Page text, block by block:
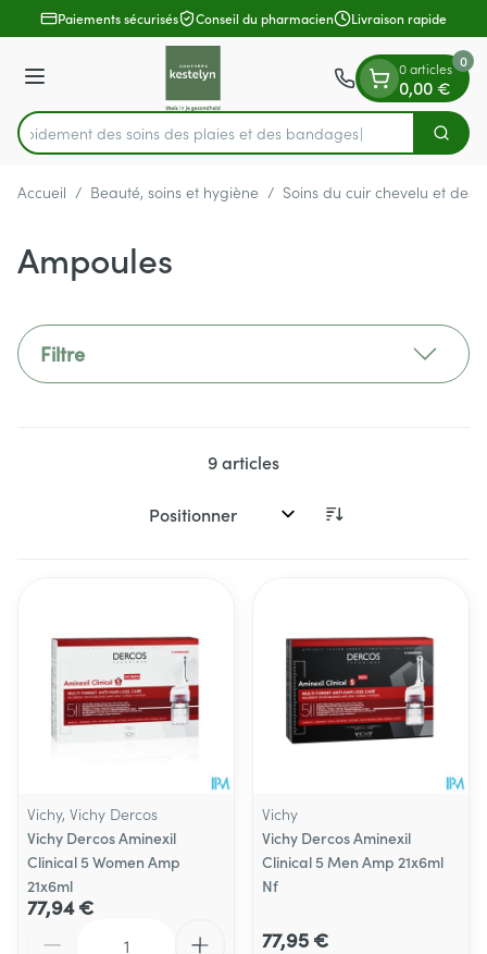
Aller au contenu
1 de 1
Paiements sécurisés Conseil du pharmacien Livraison rapide
Menu
Rechercher
rapidement des soins des plaies et des bandages
0 articles
0,00 €
0
Accueil / Beauté, soins et hygiène / Soins du cuir chevelu et des
Ampoules
Filtre
9articles
Trier par:
Vichy, Vichy Dercos
Vichy Dercos Aminexil
Clinical 5 Women Amp
21x6ml
77,94 €
Vichy
Vichy Dercos Aminexil
Clinical 5 Men Amp 21x6ml
Nf
77,95 €